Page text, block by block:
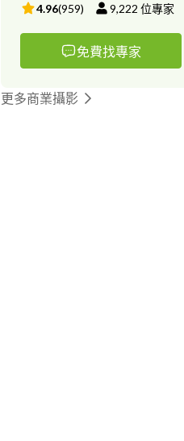
4.96(959) 9,222 位專家
免費找專家
更多商業攝影